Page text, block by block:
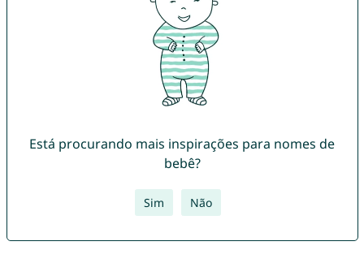
Está procurando mais inspirações para nomes de
bebê?
Sim Não